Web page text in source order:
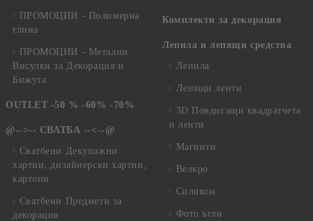
ПРОМОЦИИ - Полимерна
глина
ПРОМОЦИИ - Метални
Висулки за Декорация и
Бижута
OUTLET -50 % -60% -70%
@-->-- СВАТБА --<--@
Сватбени Декупажни
хартии, дизайнерски хартии,
картони
Сватбени Предмети за
декорация
Комплекти за декорация
Лепила и лепящи средства
Лепила
Лепящи ленти
3D Повдигащи квадратчета
и ленти
Магнити
Велкро
Силикон
Фото ъгли